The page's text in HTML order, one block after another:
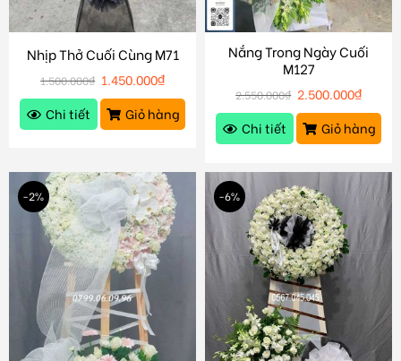
Nhịp Thở Cuối Cùng M71
1.500.000₫ 1.450.000₫
Chi tiết
Giỏ hàng
Nắng Trong Ngày Cuối
M127
2.550.000₫ 2.500.000₫
Chi tiết
Giỏ hàng
-2% -6%